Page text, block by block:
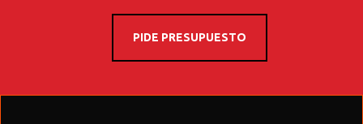
PIDE PRESUPUESTO